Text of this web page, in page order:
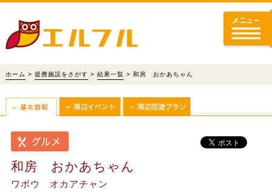
ホーム > 提携施設をさがす > 結果一覧 > 和房 おかあちゃん
和房 おかあちゃん
ワボウ オカアチャン